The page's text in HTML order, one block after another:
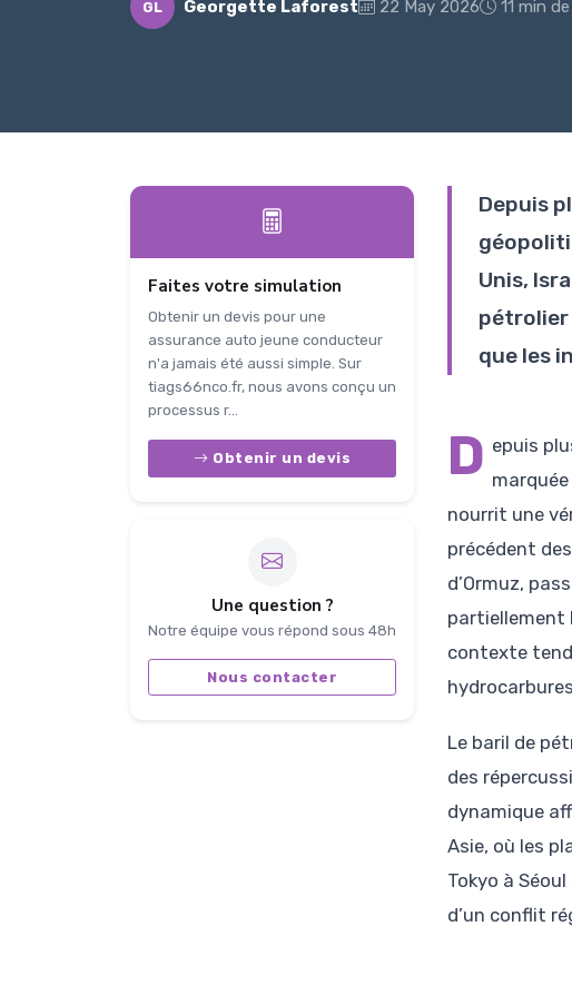
GL Georgette Laforest 22 May 2026 11 min
Faites votre simulation
Obtenir un devis pour une
assurance auto jeune conducteur
n'a jamais été aussi simple. Sur
tiags66nco.fr, nous avons conçu un
processus r...
Obtenir un devis
Une question ?
Notre équipe vous répond sous 48h
Nous contacter
Depuis
Unis,
pétrolier
que les
D epuis
nourrit une
précédent
d’Ormuz,
partiellement
contexte
Le baril de
des
dynamique
Asie, où les
Tokyo à
d’un conflit